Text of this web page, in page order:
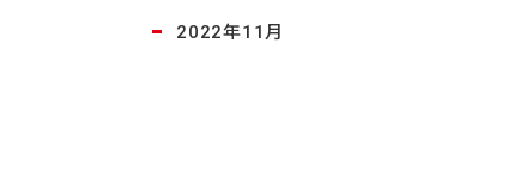
2022年11月